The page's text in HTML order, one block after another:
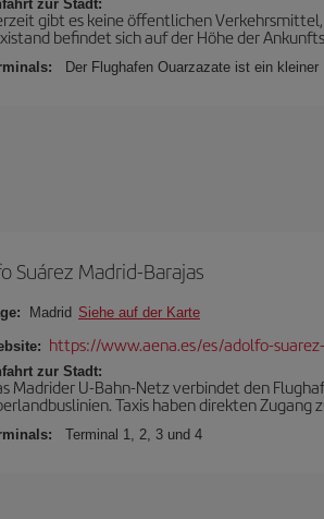
zur Stadt:
gibt es keine öffentlichen
befindet sich auf der Höhe der
Der Flughafen Ouarzazate ist ein
Suárez Madrid-Barajas
Madrid Siehe auf der Karte
https://www.aena.es/es/adolfo-
zur Stadt:
Madrider U-Bahn-Netz verbindet den
Taxis haben direkten Zugang
Terminal 1, 2, 3 und 4